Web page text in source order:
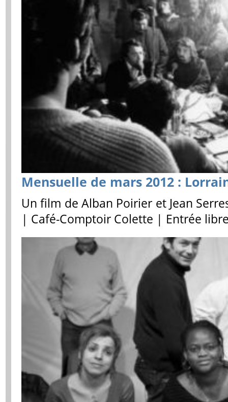
Mensuelle de mars 2012 :
Un film de Alban Poirier et Jean
| Café-Comptoir Colette | Entrée